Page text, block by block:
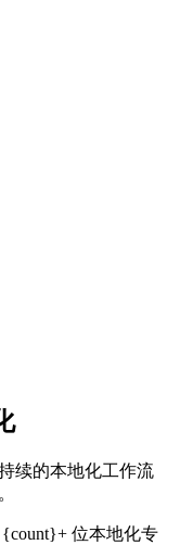
续的本地化工作流
位本地化专